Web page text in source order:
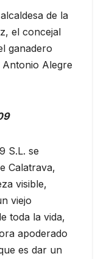
de la
el concejal
ganadero
Alegre
S.L. se
Calatrava,
visible,
viejo
toda la vida,
apoderado
es dar un